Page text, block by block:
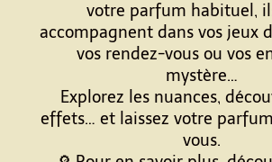
votre parfum habituel,
accompagnent dans vos jeux
vos rendez-vous ou vos
mystère…
Explorez les nuances,
effets… et laissez votre
vous.